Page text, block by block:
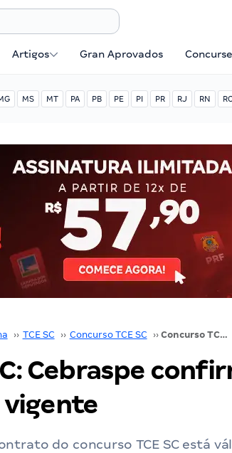
Artigos Gran Aprovados
MS MT PA PB PE PI PR RJ RN
›› TCE SC ›› Concurso TCE SC ›› Concurso TCE SC: Cebraspe confirma que o contrato está vigente
Cebraspe
do concurso TCE SC está